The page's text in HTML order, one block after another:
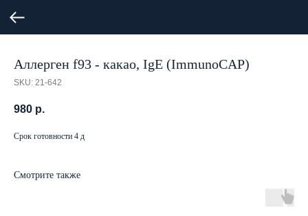
Аллерген f93 - какао, IgE (ImmunoCAP)
SKU: 21-642
980 р.
Срок готовности 4 д
Смотрите также